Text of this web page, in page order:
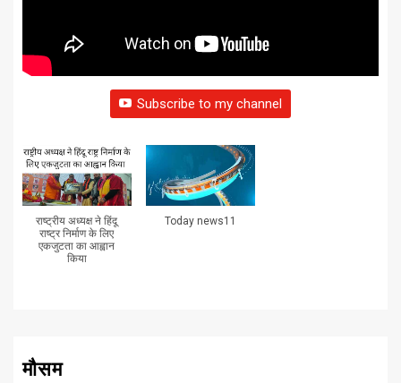
Subscribe to my channel
राष्ट्रीय अध्यक्ष ने हिंदू
राष्ट्र निर्माण के लिए
एकजुटता का आह्वान
किया
Today news11
मौसम